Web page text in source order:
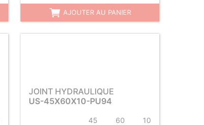
AJOUTER AU PANIER
JOINT HYDRAULIQUE
US-45X60X10-PU94
45 60 10